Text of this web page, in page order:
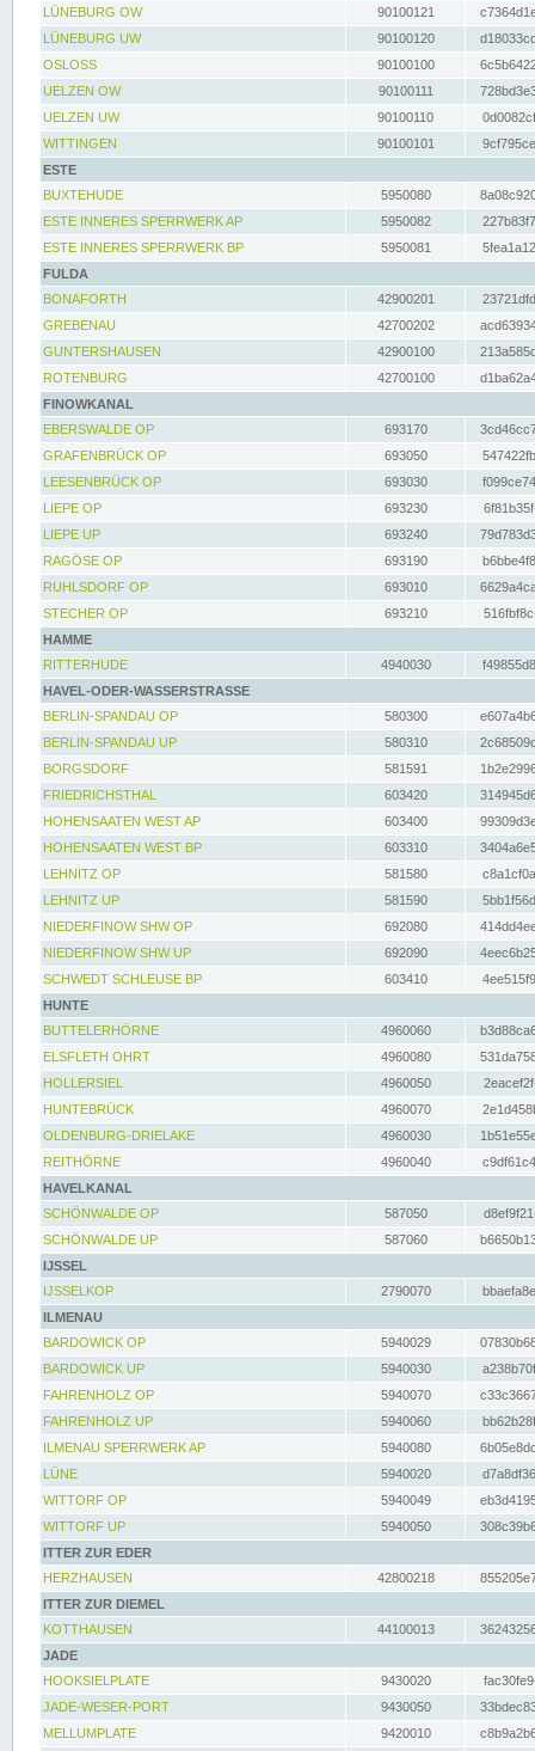
LÜNEBURG OW
90100121
LÜNEBURG UW
90100120
OSLOSS
90100100
UELZEN OW
90100111
UELZEN UW
90100110
WITTINGEN
90100101
ESTE
BUXTEHUDE
5950080
ESTE INNERES SPERRWERK AP
5950082
ESTE INNERES SPERRWERK BP
5950081
FULDA
BONAFORTH
42900201
GREBENAU
42700202
GUNTERSHAUSEN
42900100
ROTENBURG
42700100
FINOWKANAL
EBERSWALDE OP
693170
GRAFENBRÜCK OP
693050
LEESENBRÜCK OP
693030
LIEPE OP
693230
LIEPE UP
693240
RAGÖSE OP
693190
RUHLSDORF OP
693010
STECHER OP
693210
HAMME
RITTERHUDE
4940030
HAVEL-ODER-WASSERSTRASSE
BERLIN-SPANDAU OP
580300
BERLIN-SPANDAU UP
580310
BORGSDORF
581591
FRIEDRICHSTHAL
603420
HOHENSAATEN WEST AP
603400
HOHENSAATEN WEST BP
603310
LEHNITZ OP
581580
LEHNITZ UP
581590
NIEDERFINOW SHW OP
692080
NIEDERFINOW SHW UP
692090
SCHWEDT SCHLEUSE BP
603410
HUNTE
BUTTELERHÖRNE
4960060
ELSFLETH OHRT
4960080
HOLLERSIEL
4960050
HUNTEBRÜCK
4960070
OLDENBURG-DRIELAKE
4960030
REITHÖRNE
4960040
HAVELKANAL
SCHÖNWALDE OP
587050
SCHÖNWALDE UP
587060
IJSSEL
IJSSELKOP
2790070
ILMENAU
BARDOWICK OP
5940029
BARDOWICK UP
5940030
FAHRENHOLZ OP
5940070
FAHRENHOLZ UP
5940060
ILMENAU SPERRWERK AP
5940080
LÜNE
5940020
WITTORF OP
5940049
WITTORF UP
5940050
ITTER ZUR EDER
HERZHAUSEN
42800218
ITTER ZUR DIEMEL
KOTTHAUSEN
44100013
JADE
HOOKSIELPLATE
9430020
JADE-WESER-PORT
9430050
MELLUMPLATE
9420010